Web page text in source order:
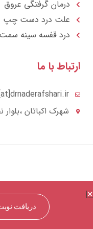
درمان گرفتگی عروق
علت درد دست چپ
درد قفسه سينه سمت چپ
با ما
info[at]drnaderafshari.ir
شهرک اکباتان ،بلوار
دریافت نوبت